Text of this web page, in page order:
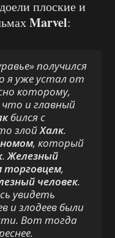
плоские и
Marvel:
получился
я уже устал от
которому,
и главный
бился с
злойХалк.
, который
.Железный
торговцем,
человек.
увидеть
и злодеев были
Вот тогда